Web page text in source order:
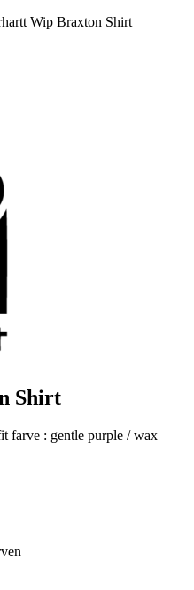
Wip Braxton Shirt
Shirt
farve : gentle purple / wax